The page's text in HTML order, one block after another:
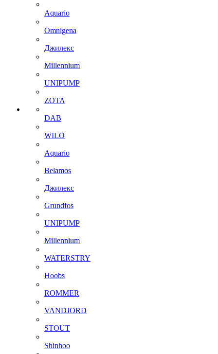
Aquario
Omnigena
Джилекс
Millennium
UNIPUMP
ZOTA
DAB
WILO
Aquario
Belamos
Джилекс
Grundfos
UNIPUMP
Millennium
WATERSTRY
Hoobs
ROMMER
VANDJORD
STOUT
Shinhoo